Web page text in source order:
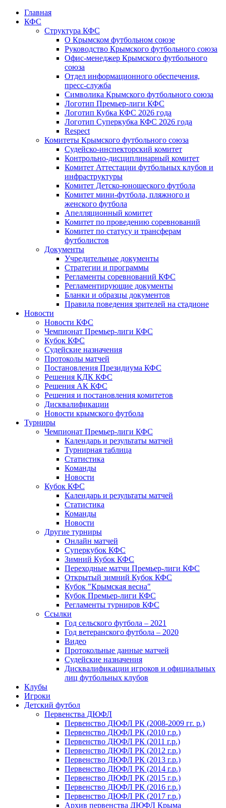
Главная
КФС
Структура КФС
О Крымском футбольном союзе
Руководство Крымского футбольного союза
Офис-менеджер Крымского футбольного
союза
Отдел информационного обеспечения,
пресс-служба
Символика Крымского футбольного союза
Логотип Премьер-лиги КФС
Логотип Кубка КФС 2026 года
Логотип Суперкубка КФС 2026 года
Respect
Комитеты Крымского футбольного союза
Судейско-инспекторский комитет
Контрольно-дисциплинарный комитет
Комитет Аттестации футбольных клубов и
инфраструктуры
Комитет Детско-юношеского футбола
Комитет мини-футбола, пляжного и
женского футбола
Апелляционный комитет
Комитет по проведению соревнований
Комитет по статусу и трансферам
футболистов
Документы
Учредительные документы
Стратегии и программы
Регламенты соревнований КФС
Регламентирующие документы
Бланки и образцы документов
Правила поведения зрителей на стадионе
Новости
Новости КФС
Чемпионат Премьер-лиги КФС
Кубок КФС
Судейские назначения
Протоколы матчей
Постановления Президиума КФС
Решения КДК КФС
Решения АК КФС
Решения и постановления комитетов
Дисквалификации
Новости крымского футбола
Турниры
Чемпионат Премьер-лиги КФС
Календарь и результаты матчей
Турнирная таблица
Статистика
Команды
Новости
Кубок КФС
Календарь и результаты матчей
Статистика
Команды
Новости
Другие турниры
Онлайн матчей
Суперкубок КФС
Зимний Кубок КФС
Переходные матчи Премьер-лиги КФС
Открытый зимний Кубок КФС
Кубок "Крымская весна"
Кубок Премьер-лиги КФС
Регламенты турниров КФС
Ссылки
Год сельского футбола – 2021
Год ветеранского футбола – 2020
Видео
Протокольные данные матчей
Судейские назначения
Дисквалификации игроков и официальных
лиц футбольных клубов
Клубы
Игроки
Детский футбол
Первенства ДЮФЛ
Первенство ДЮФЛ РК (2008-2009 гг. р.)
Первенство ДЮФЛ РК (2010 г.р.)
Первенство ДЮФЛ РК (2011 г.р.)
Первенство ДЮФЛ РК (2012 г.р.)
Первенство ДЮФЛ РК (2013 г.р.)
Первенство ДЮФЛ РК (2014 г.р.)
Первенство ДЮФЛ РК (2015 г.р.)
Первенство ДЮФЛ РК (2016 г.р.)
Первенство ДЮФЛ РК (2017 г.р.)
Архив первенства ДЮФЛ Крыма